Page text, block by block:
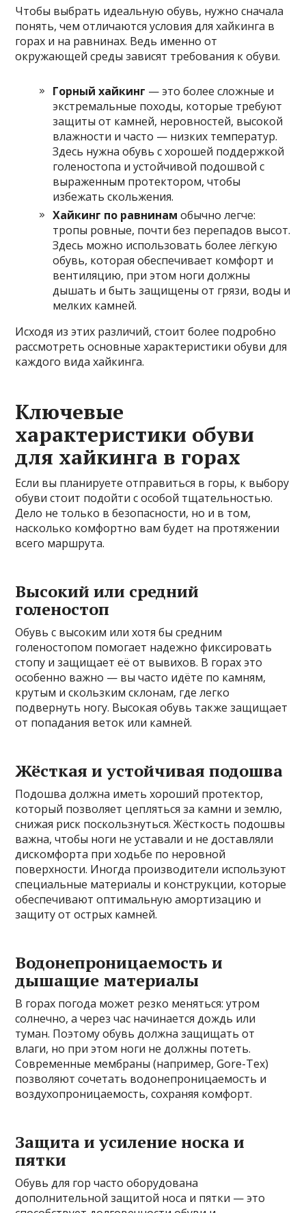
Чтобы выбрать идеальную обувь, нужно сначала
понять, чем отличаются условия для хайкинга в
горах и на равнинах. Ведь именно от
окружающей среды зависят требования к обуви.
Горный хайкинг — это более сложные и
экстремальные походы, которые требуют
защиты от камней, неровностей, высокой
влажности и часто — низких температур.
Здесь нужна обувь с хорошей поддержкой
голеностопа и устойчивой подошвой с
выраженным протектором, чтобы
избежать скольжения.
Хайкинг по равнинам обычно легче:
тропы ровные, почти без перепадов высот.
Здесь можно использовать более лёгкую
обувь, которая обеспечивает комфорт и
вентиляцию, при этом ноги должны
дышать и быть защищены от грязи, воды и
мелких камней.
Исходя из этих различий, стоит более подробно
рассмотреть основные характеристики обуви для
каждого вида хайкинга.
Ключевые
характеристики обуви
для хайкинга в горах
Если вы планируете отправиться в горы, к выбору
обуви стоит подойти с особой тщательностью.
Дело не только в безопасности, но и в том,
насколько комфортно вам будет на протяжении
всего маршрута.
Высокий или средний
голеностоп
Обувь с высоким или хотя бы средним
голеностопом помогает надежно фиксировать
стопу и защищает её от вывихов. В горах это
особенно важно — вы часто идёте по камням,
крутым и скользким склонам, где легко
подвернуть ногу. Высокая обувь также защищает
от попадания веток или камней.
Жёсткая и устойчивая подошва
Подошва должна иметь хороший протектор,
который позволяет цепляться за камни и землю,
снижая риск поскользнуться. Жёсткость подошвы
важна, чтобы ноги не уставали и не доставляли
дискомфорта при ходьбе по неровной
поверхности. Иногда производители используют
специальные материалы и конструкции, которые
обеспечивают оптимальную амортизацию и
защиту от острых камней.
Водонепроницаемость и
дышащие материалы
В горах погода может резко меняться: утром
солнечно, а через час начинается дождь или
туман. Поэтому обувь должна защищать от
влаги, но при этом ноги не должны потеть.
Современные мембраны (например, Gore-Tex)
позволяют сочетать водонепроницаемость и
воздухопроницаемость, сохраняя комфорт.
Защита и усиление носка и
пятки
Обувь для гор часто оборудована
дополнительной защитой носа и пятки — это